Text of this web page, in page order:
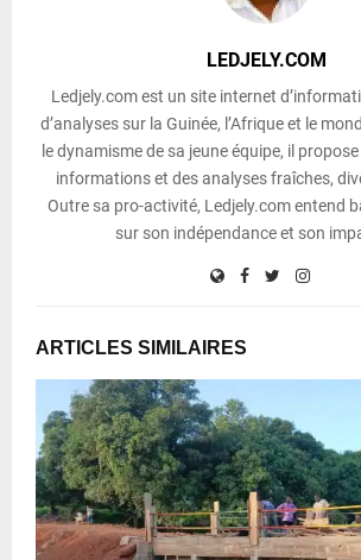
LEDJELY.COM
Ledjely.com est un site internet
d’analyses sur la Guinée, l’Afrique et le
le dynamisme de sa jeune équipe, il
informations et des analyses fraîches,
Outre sa pro-activité, Ledjely.com entend
sur son indépendance et son
ARTICLES SIMILAIRES